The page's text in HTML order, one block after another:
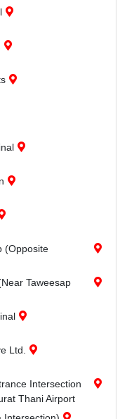
(Opposite
Taweesap
Ltd.
Intersection
Thani Airport